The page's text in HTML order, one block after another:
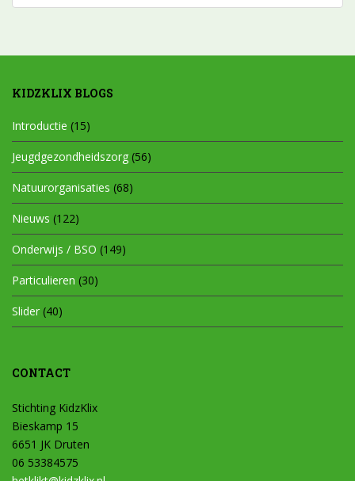
KIDZKLIX BLOGS
Introductie (15)
Jeugdgezondheidszorg (56)
Natuurorganisaties (68)
Nieuws (122)
Onderwijs / BSO (149)
Particulieren (30)
Slider (40)
CONTACT
Stichting KidzKlix
Bieskamp 15
6651 JK Druten
06 53384575